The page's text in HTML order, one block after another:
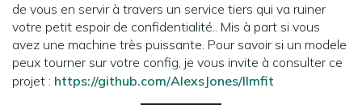
de vous en servir à travers un service tiers qui va ruiner
votre petit espoir de confidentialité.. Mis à part si vous
avez une machine très puissante. Pour savoir si un modele
peux tourner sur votre config, je vous invite à consulter ce
projet : https://github.com/AlexsJones/llmfit